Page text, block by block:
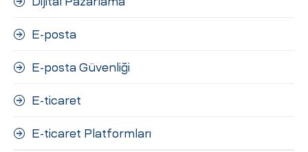
E-posta
E-posta Güvenliği
E-ticaret
E-ticaret Platformları